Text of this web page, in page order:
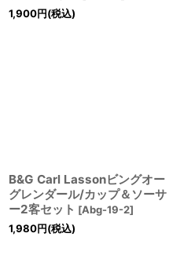
1,900円(税込)
B&G Carl Lassonビングオー
グレンダール/カップ＆ソーサ
ー2客セット [Abg-19-2]
1,980円(税込)